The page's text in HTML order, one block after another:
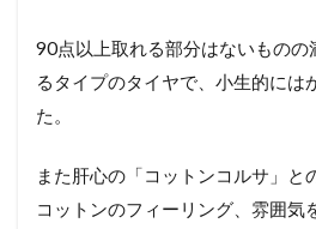
90点以上取れる部分はないもの
るタイプのタイヤで、小生的には
た。
また肝心の「コットンコルサ」と
コットンのフィーリング、雰囲気